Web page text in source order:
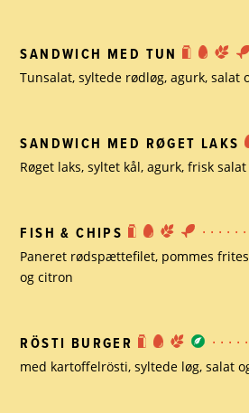
SANDWICH MED TUN
Tunsalat, syltede rødløg, agurk, salat
SANDWICH MED RØGET LAKS
Røget laks, syltet kål, agurk, frisk
FISH & CHIPS
Paneret rødspættefilet, pommes
og citron
RÖSTI BURGER
med kartoffelrösti, syltede løg, salat